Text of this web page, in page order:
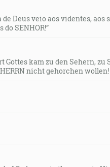
de Deus veio aos videntes,
SENHOR!”
Gottes kam zu den Sehern,
nicht gehorchen wollen!